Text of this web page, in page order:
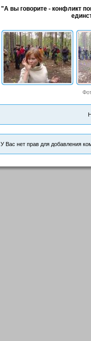
"А вы говорите - конфликт
У Вас нет прав для добавления